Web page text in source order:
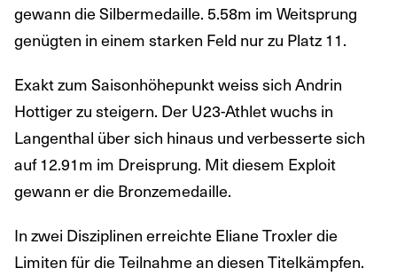
gewann die Silbermedaille. 5.58m im Weitsprung
genügten in einem starken Feld nur zu Platz 11.
Exakt zum Saisonhöhepunkt weiss sich Andrin
Hottiger zu steigern. Der U23-Athlet wuchs in
Langenthal über sich hinaus und verbesserte sich
auf 12.91m im Dreisprung. Mit diesem Exploit
gewann er die Bronzemedaille.
In zwei Disziplinen erreichte Eliane Troxler die
Limiten für die Teilnahme an diesen Titelkämpfen.